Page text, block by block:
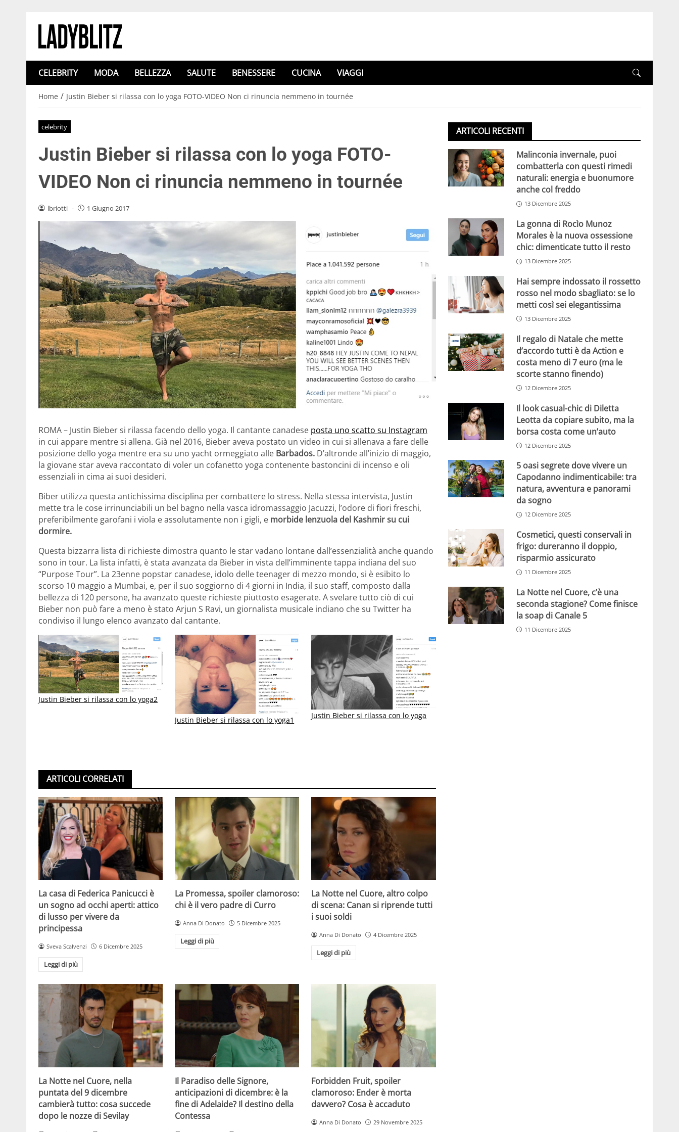
CELEBRITY MODA BELLEZZA SALUTE BENESSERE CUCINA VIAGGI
Home / Justin Bieber si rilassa con lo yoga FOTO-VIDEO Non ci rinuncia nemmeno in tournée
celebrity
Justin Bieber si rilassa con lo yoga FOTO-
VIDEO Non ci rinuncia nemmeno in tournée
lbriotti - 1 Giugno 2017
ROMA – Justin Bieber si rilassa facendo dello yoga. Il cantante canadese posta uno scatto su Instagram
in cui appare mentre si allena. Già nel 2016, Bieber aveva postato un video in cui si allenava a fare delle
posizione dello yoga mentre era su uno yacht ormeggiato alle Barbados. D’altronde all’inizio di maggio,
la giovane star aveva raccontato di voler un cofanetto yoga contenente bastoncini di incenso e oli
essenziali in cima ai suoi desideri.
Biber utilizza questa antichissima disciplina per combattere lo stress. Nella stessa intervista, Justin
mette tra le cose irrinunciabili un bel bagno nella vasca idromassaggio Jacuzzi, l’odore di fiori freschi,
preferibilmente garofani i viola e assolutamente non i gigli, e morbide lenzuola del Kashmir su cui
dormire.
Questa bizzarra lista di richieste dimostra quanto le star vadano lontane dall’essenzialità anche quando
sono in tour. La lista infatti, è stata avanzata da Bieber in vista dell’imminente tappa indiana del suo
“Purpose Tour”. La 23enne popstar canadese, idolo delle teenager di mezzo mondo, si è esibito lo
scorso 10 maggio a Mumbai, e, per il suo soggiorno di 4 giorni in India, il suo staff, composto dalla
bellezza di 120 persone, ha avanzato queste richieste piuttosto esagerate. A svelare tutto ciò di cui
Bieber non può fare a meno è stato Arjun S Ravi, un giornalista musicale indiano che su Twitter ha
condiviso il lungo elenco avanzato dal cantante.
Justin Bieber si rilassa con lo yoga2
Justin Bieber si rilassa con lo yoga1 Justin Bieber si rilassa con lo yoga
ARTICOLI CORRELATI
La casa di Federica Panicucci è
un sogno ad occhi aperti: attico
di lusso per vivere da
principessa
Sveva Scalvenzi 6 Dicembre 2025
Leggi di più
La Promessa, spoiler clamoroso:
chi è il vero padre di Curro
Anna Di Donato 5 Dicembre 2025
Leggi di più
La Notte nel Cuore, altro colpo
di scena: Canan si riprende tutti
i suoi soldi
Anna Di Donato 4 Dicembre 2025
Leggi di più
La Notte nel Cuore, nella
puntata del 9 dicembre
cambierà tutto: cosa succede
dopo le nozze di Sevilay
Il Paradiso delle Signore,
anticipazioni di dicembre: è la
fine di Adelaide? Il destino della
Contessa
Forbidden Fruit, spoiler
clamoroso: Ender è morta
davvero? Cosa è accaduto
Anna Di Donato 29 Novembre 2025
ARTICOLI RECENTI
Malinconia invernale, puoi
combatterla con questi rimedi
naturali: energia e buonumore
anche col freddo
13 Dicembre 2025
La gonna di Rocìo Munoz
Morales è la nuova ossessione
chic: dimenticate tutto il resto
13 Dicembre 2025
Hai sempre indossato il rossetto
rosso nel modo sbagliato: se lo
metti così sei elegantissima
13 Dicembre 2025
Il regalo di Natale che mette
d’accordo tutti è da Action e
costa meno di 7 euro (ma le
scorte stanno finendo)
12 Dicembre 2025
Il look casual-chic di Diletta
Leotta da copiare subito, ma la
borsa costa come un’auto
12 Dicembre 2025
5 oasi segrete dove vivere un
Capodanno indimenticabile: tra
natura, avventura e panorami
da sogno
12 Dicembre 2025
Cosmetici, questi conservali in
frigo: dureranno il doppio,
risparmio assicurato
11 Dicembre 2025
La Notte nel Cuore, c’è una
seconda stagione? Come finisce
la soap di Canale 5
11 Dicembre 2025